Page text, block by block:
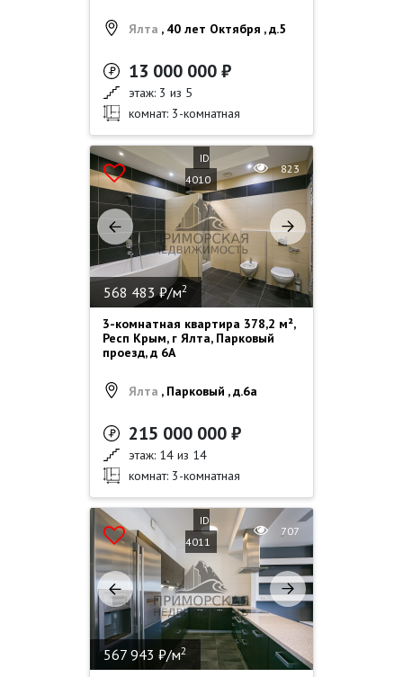
Ялта , 40 лет Октября , д.5
13 000 000 ₽
этаж: 3 из 5
комнат: 3-комнатная
ID
4010
823
568 483 ₽/м2
3-комнатная квартира 378,2 м²,
Респ Крым, г Ялта, Парковый
проезд, д 6А
Ялта , Парковый , д.6а
215 000 000 ₽
этаж: 14 из 14
комнат: 3-комнатная
ID
4011
707
567 943 ₽/м2